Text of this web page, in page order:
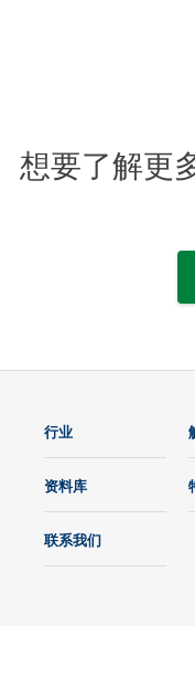
想要了解更
行业
资料库
联系我们